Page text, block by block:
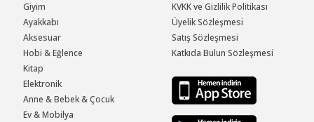
Giyim
Ayakkabı
Aksesuar
Hobi & Eğlence
Kitap
Elektronik
Anne & Bebek & Çocuk
Ev & Mobilya
KVKK ve Gizlilik Politikası
Üyelik Sözleşmesi
Satış Sözleşmesi
Katkıda Bulun Sözleşmesi